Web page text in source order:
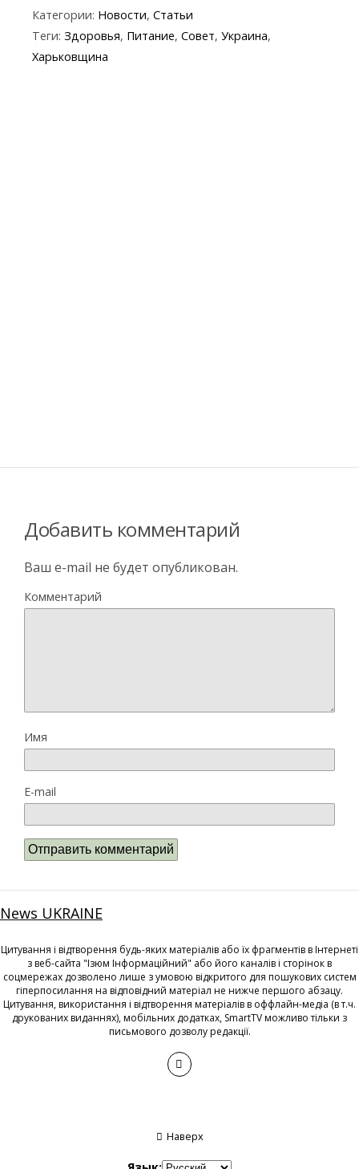
e
b
itt
er
e
gr
er at
s
y
p
t
Категории: Новости, Статьи
Теги: Здоровья, Питание, Совет, Украина,
Харьковщина
Добавить комментарий
Ваш e-mail не будет опубликован.
Комментарий
Имя
E-mail
News UKRAINE
Цитування і відтворення будь-яких матеріалів або їх фрагментів в Інтернеті
з веб-сайта "Ізюм Інформаційний" або його каналів і сторінок в
соцмережах дозволено лише з умовою відкритого для пошукових систем
гіперпосилання на відповідний матеріал не нижче першого абзацу.
Цитування, використання і відтворення матеріалів в оффлайн-медіа (в т.ч.
друкованих виданнях), мобільних додатках, SmartTV можливо тільки з
письмового дозволу редакції.
Наверх